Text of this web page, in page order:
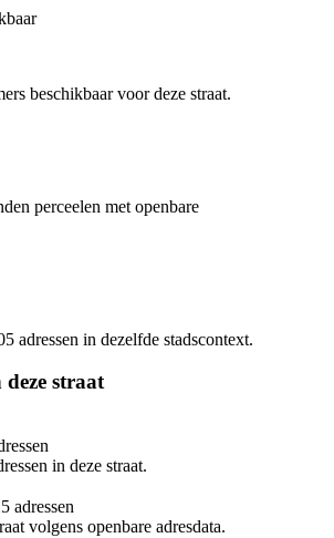
beschikbaar voor deze straat.
perceelen met openbare
adressen in dezelfde stadscontext.
straat
in deze straat.
adressen
volgens openbare adresdata.